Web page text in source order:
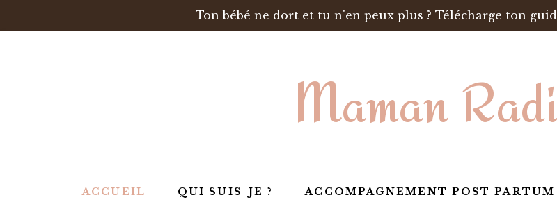
Ton bébé ne dort et tu n'en peux plus ? Télécharge ton
Maman
ACCUEIL QUI SUIS-JE ? ACCOMPAGNEMENT POST PARTUM